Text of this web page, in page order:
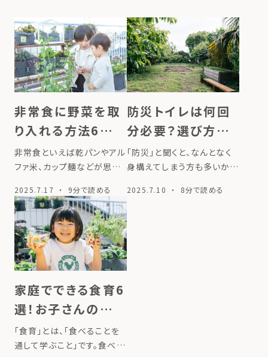
非常食に野菜を取
り入れる方法6選～
災害時に役立つ備
えを紹介～
非常食といえば乾パンやアル
ファ米、カップ麺などが思い
しがちなのが「野菜」です。災
害時はストレスや体調の変化
も重なるため、栄養バランス
を意識した備えが健康を守
るカギとなります。 とはいえ、
「どうや […]
2025.7.17 ・ 9分で読める
防災トイレは何回
分必要？選び方の
ポイントも徹底解
説
「防災」と聞くと、なんとなく
身構えてしまう方も多いかも
らしの延長でできる小さな備
2025.7.10 ・ 8分で読める
家庭でできる食育6
選！お子さんの年齢
に合わせたポイン
トも解説
「食育」とは、「食べることを
通して学ぶこと」です。食べ物